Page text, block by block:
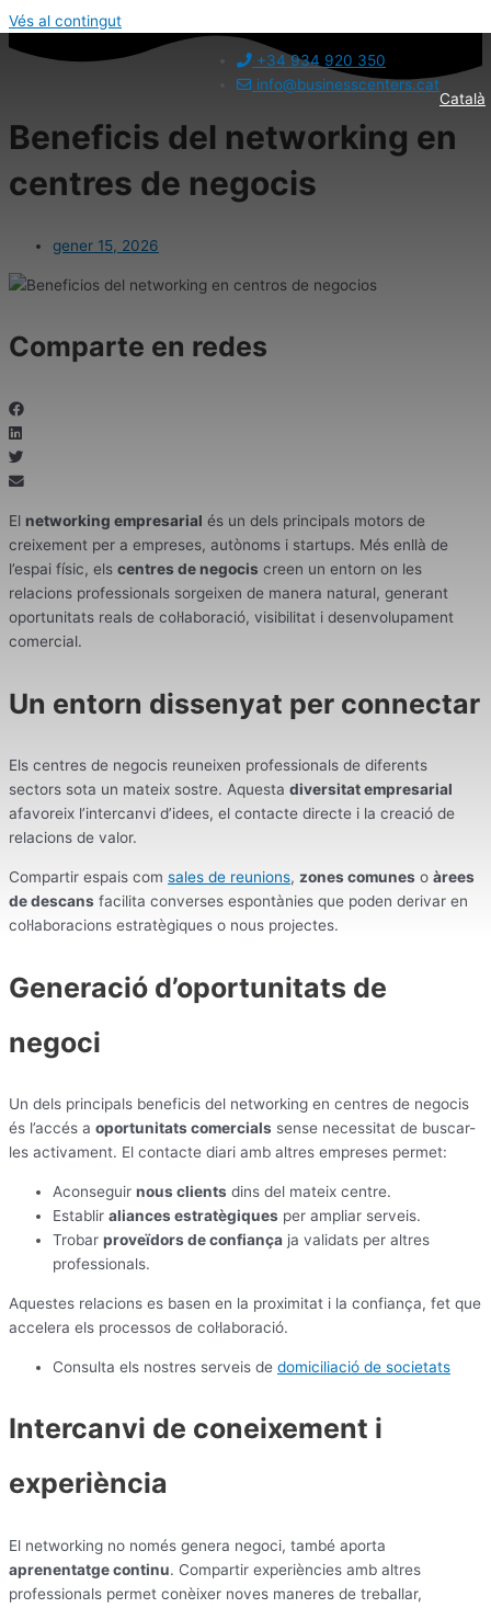
Vés al contingut
+34 934 920 350
info@businesscenters.cat
Català
Beneficis del networking en
centres de negocis
gener 15, 2026
Comparte en redes
El networking empresarial és un dels principals motors de
creixement per a empreses, autònoms i startups. Més enllà de
l’espai físic, els centres de negocis creen un entorn on les
relacions professionals sorgeixen de manera natural, generant
oportunitats reals de col·laboració, visibilitat i desenvolupament
comercial.
Un entorn dissenyat per connectar
Els centres de negocis reuneixen professionals de diferents
sectors sota un mateix sostre. Aquesta diversitat empresarial
afavoreix l’intercanvi d’idees, el contacte directe i la creació de
relacions de valor.
Compartir espais com sales de reunions, zones comunes o àrees
de descans facilita converses espontànies que poden derivar en
col·laboracions estratègiques o nous projectes.
Generació d’oportunitats de
negoci
Un dels principals beneficis del networking en centres de negocis
és l’accés a oportunitats comercials sense necessitat de buscar-
les activament. El contacte diari amb altres empreses permet:
Aconseguir nous clients dins del mateix centre.
Establir aliances estratègiques per ampliar serveis.
Trobar proveïdors de confiança ja validats per altres
professionals.
Aquestes relacions es basen en la proximitat i la confiança, fet que
accelera els processos de col·laboració.
Consulta els nostres serveis de domiciliació de societats
Intercanvi de coneixement i
experiència
El networking no només genera negoci, també aporta
aprenentatge continu. Compartir experiències amb altres
professionals permet conèixer noves maneres de treballar,